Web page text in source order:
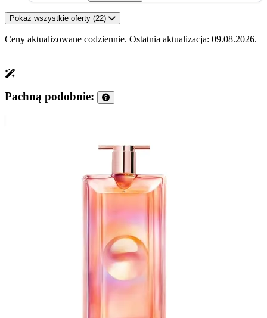
Pokaż wszystkie oferty (22)
Ceny aktualizowane codziennie. Ostatnia aktualizacja: 09.08.2026.
Pachną podobnie: